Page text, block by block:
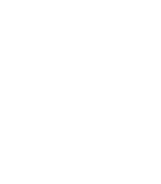
dev/2018/12/